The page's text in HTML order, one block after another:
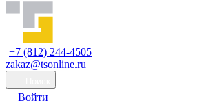
+7 (812) 244-4505
zakaz@tsonline.ru
Войти